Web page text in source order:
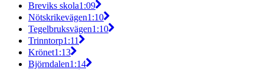
Breviks skola1:09
Nötskrikevägen1:10
Tegelbruksvägen1:10
Trinntorp1:11
Krönet1:13
Björndalen1:14